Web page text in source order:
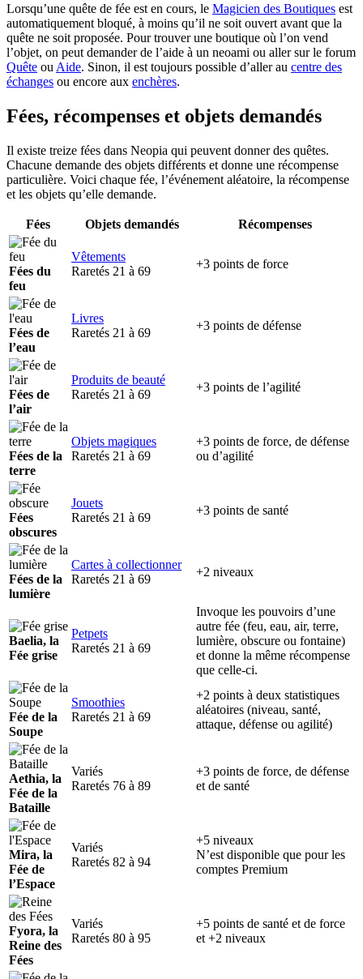
Lorsqu’une quête de fée est en cours, le Magicien des Boutiques est
automatiquement bloqué, à moins qu’il ne soit ouvert avant que la
quête ne soit proposée. Pour trouver une boutique où l’on vend
l’objet, on peut demander de l’aide à un neoami ou aller sur le forum
Quête ou Aide. Sinon, il est toujours possible d’aller au centre des
échanges ou encore aux enchères.
Fées, récompenses et objets demandés
Il existe treize fées dans Neopia qui peuvent donner des quêtes.
Chacune demande des objets différents et donne une récompense
particulière. Voici chaque fée, l’événement aléatoire, la récompense
et les objets qu’elle demande.
Fées Objets demandés Récompenses
Fées du
feu
Vêtements
Raretés 21 à 69
+3 points de force
Fées de
l’eau
Livres
Raretés 21 à 69
+3 points de défense
Fées de
l’air
Produits de beauté
Raretés 21 à 69
+3 points de l’agilité
Fées de la
terre
Objets magiques
Raretés 21 à 69
+3 points de force, de défense
ou d’agilité
Fées
obscures
Jouets
Raretés 21 à 69
+3 points de santé
Fées de la
lumière
Cartes à collectionner
Raretés 21 à 69
+2 niveaux
Baelia, la
Fée grise
Petpets
Raretés 21 à 69
Invoque les pouvoirs d’une
autre fée (feu, eau, air, terre,
lumière, obscure ou fontaine)
et donne la même récompense
que celle-ci.
Fée de la
Soupe
Smoothies
Raretés 21 à 69
+2 points à deux statistiques
aléatoires (niveau, santé,
attaque, défense ou agilité)
Aethia, la
Fée de la
Bataille
Variés
Raretés 76 à 89
+3 points de force, de défense
et de santé
Mira, la
Fée de
l’Espace
Variés
Raretés 82 à 94
+5 niveaux
N’est disponible que pour les
comptes Premium
Fyora, la
Reine des
Fées
Variés
Raretés 80 à 95
+5 points de santé et de force
et +2 niveaux